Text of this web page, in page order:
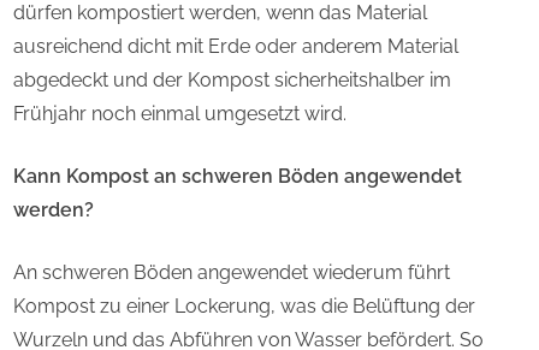
dürfen kompostiert werden, wenn das Material
ausreichend dicht mit Erde oder anderem Material
abgedeckt und der Kompost sicherheitshalber im
Frühjahr noch einmal umgesetzt wird.
Kann Kompost an schweren Böden angewendet
werden?
An schweren Böden angewendet wiederum führt
Kompost zu einer Lockerung, was die Belüftung der
Wurzeln und das Abführen von Wasser befördert. So